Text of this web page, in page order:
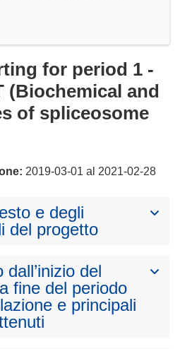
for period 1 -
(Biochemical and
of spliceosome
2019-03-01 al 2021-02-28
e degli
del progetto
del
fine del periodo
e principali